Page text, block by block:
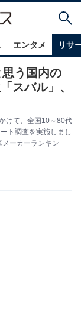
エンタメ リサ
思う国内の
スバル」、
けて、全国10～80代
ト調査を実施しまし
ーカーランキン